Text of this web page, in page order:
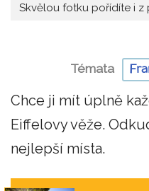
Skvělou fotku pořídíte i z
Témata
Chce ji mít úplně
Eiffelovy věže.
nejlepší místa.